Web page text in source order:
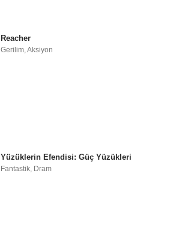
Reacher
Gerilim,Aksiyon
Yüzüklerin Efendisi: Güç Yüzükleri
Fantastik, Dram